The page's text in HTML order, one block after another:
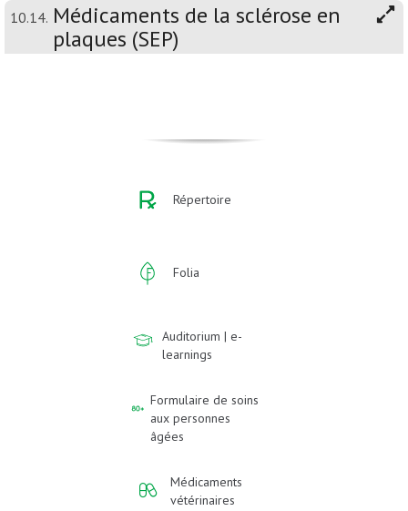
10.14. Médicaments de la sclérose en
plaques (SEP)
Répertoire
Folia
Auditorium | e-
learnings
Formulaire de soins
aux personnes
âgées
Médicaments
vétérinaires